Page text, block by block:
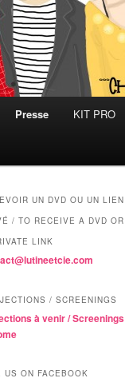
Presse KIT PRO
UN DVD OU UN LIEN
/ TO RECEIVE A DVD OR
LINK
/ SCREENINGS
à venir / Screenings
US ON FACEBOOK